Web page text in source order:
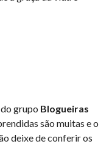
grupo Blogueiras
são muitas e o
deixe de conferir os